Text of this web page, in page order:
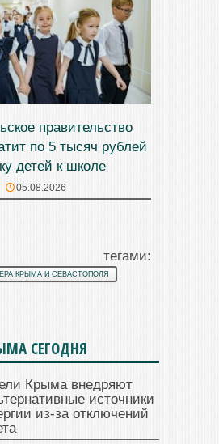
правительство
по 5 тысяч рублей
детей к школе
05.08.2026
КРЫМА И СЕВАСТОПОЛЯ
СЕГОДНЯ
Крыма внедряют
источники
из-за отключений